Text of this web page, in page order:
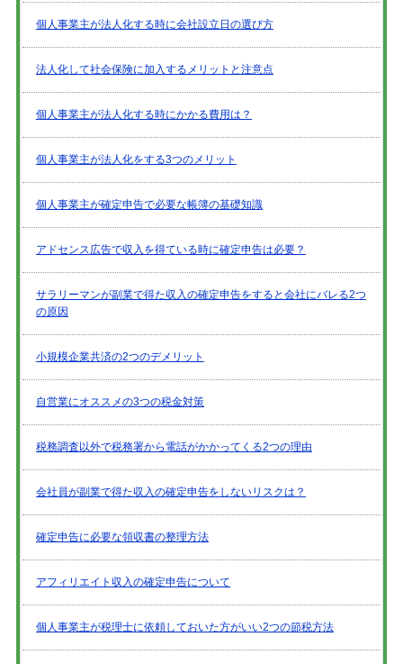
個人事業主が法人化する時に会社設立日の選び方
法人化して社会保険に加入するメリットと注意点
個人事業主が法人化する時にかかる費用は？
個人事業主が法人化をする3つのメリット
個人事業主が確定申告で必要な帳簿の基礎知識
アドセンス広告で収入を得ている時に確定申告は必要？
サラリーマンが副業で得た収入の確定申告をすると会社にバレる2つ
の原因
小規模企業共済の2つのデメリット
自営業にオススメの3つの税金対策
税務調査以外で税務署から電話がかかってくる2つの理由
会社員が副業で得た収入の確定申告をしないリスクは？
確定申告に必要な領収書の整理方法
アフィリエイト収入の確定申告について
個人事業主が税理士に依頼しておいた方がいい2つの節税方法